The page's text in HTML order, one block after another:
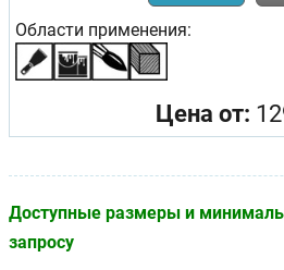
Области применения:
Цена от:
Доступные размеры и
запросу